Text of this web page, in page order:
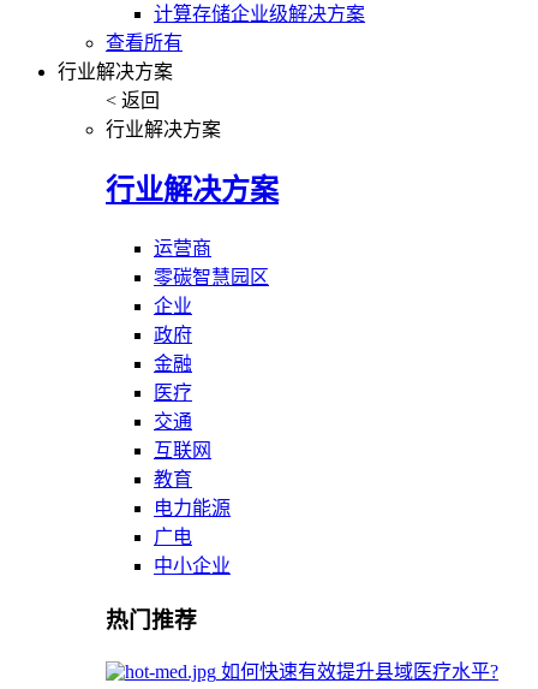
计算存储企业级解决方案
查看所有
行业解决方案
< 返回
行业解决方案
行业解决方案
运营商
零碳智慧园区
企业
政府
金融
医疗
交通
互联网
教育
电力能源
广电
中小企业
热门推荐
如何快速有效提升县域医疗水平?